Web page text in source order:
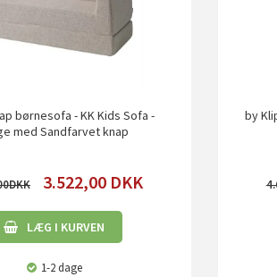
børnesofa - KK Kids Sofa -
med Sandfarvet knap
3.522,00 DKK
LÆG I KURVEN
1-2 dage
by